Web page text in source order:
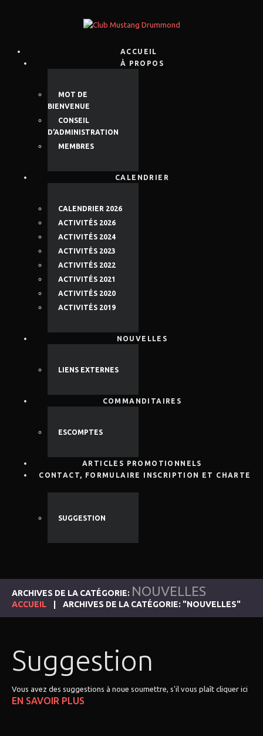
ACCUEIL
À PROPOS
MOT DE
BIENVENUE
CONSEIL
D’ADMINISTRATION
MEMBRES
CALENDRIER
CALENDRIER 2026
ACTIVITÉS 2026
ACTIVITÉS 2024
ACTIVITÉS 2023
ACTIVITÉS 2022
ACTIVITÉS 2021
ACTIVITÉS 2020
ACTIVITÉS 2019
NOUVELLES
LIENS EXTERNES
COMMANDITAIRES
ESCOMPTES
ARTICLES PROMOTIONNELS
CONTACT, FORMULAIRE INSCRIPTION ET CHARTE
SUGGESTION
ARCHIVES DE LA CATÉGORIE: NOUVELLES
ACCUEIL ARCHIVES DE LA CATÉGORIE: "NOUVELLES"
Suggestion
Vous avez des suggestions à noue soumettre, s'il vous plaît cliquer ici
EN SAVOIR PLUS